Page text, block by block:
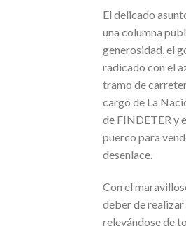
El delicado
una columna
generosidad, el
radicado con el
tramo de
cargo de La
de FINDETER y
puerco para
desenlace.
Con el
deber de
relevándose de